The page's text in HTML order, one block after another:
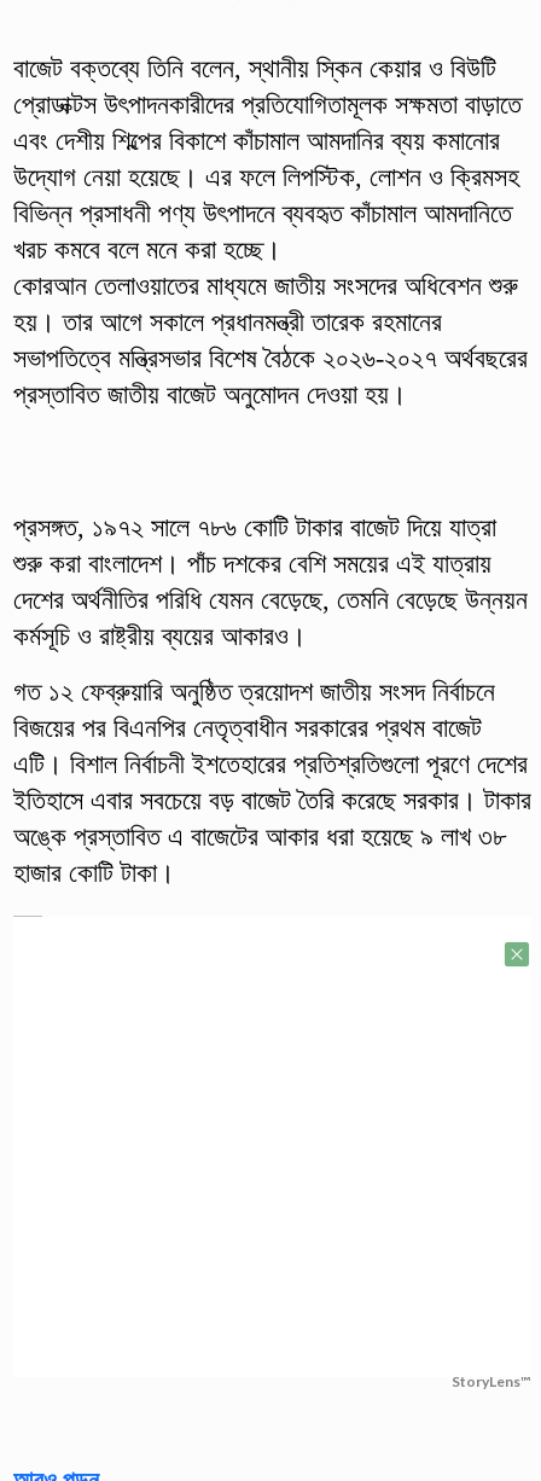
বাজেট বক্তব্যে তিনি বলেন, স্থানীয় স্কিন কেয়ার ও বিউটি
প্রোডাক্টস উৎপাদনকারীদের প্রতিযোগিতামূলক সক্ষমতা বাড়াতে
এবং দেশীয় শিল্পের বিকাশে কাঁচামাল আমদানির ব্যয় কমানোর
উদ্যোগ নেয়া হয়েছে। এর ফলে লিপস্টিক, লোশন ও ক্রিমসহ
বিভিন্ন প্রসাধনী পণ্য উৎপাদনে ব্যবহৃত কাঁচামাল আমদানিতে
খরচ কমবে বলে মনে করা হচ্ছে।
কোরআন তেলাওয়াতের মাধ্যমে জাতীয় সংসদের অধিবেশন শুরু
হয়। তার আগে সকালে প্রধানমন্ত্রী তারেক রহমানের
সভাপতিত্বে মন্ত্রিসভার বিশেষ বৈঠকে ২০২৬-২০২৭ অর্থবছরের
প্রস্তাবিত জাতীয় বাজেট অনুমোদন দেওয়া হয়।
প্রসঙ্গত, ১৯৭২ সালে ৭৮৬ কোটি টাকার বাজেট দিয়ে যাত্রা
শুরু করা বাংলাদেশ। পাঁচ দশকের বেশি সময়ের এই যাত্রায়
দেশের অর্থনীতির পরিধি যেমন বেড়েছে, তেমনি বেড়েছে উন্নয়ন
কর্মসূচি ও রাষ্ট্রীয় ব্যয়ের আকারও।
গত ১২ ফেব্রুয়ারি অনুষ্ঠিত ত্রয়োদশ জাতীয় সংসদ নির্বাচনে
বিজয়ের পর বিএনপির নেতৃত্বাধীন সরকারের প্রথম বাজেট
এটি। বিশাল নির্বাচনী ইশতেহারের প্রতিশ্রতিগুলো পূরণে দেশের
ইতিহাসে এবার সবচেয়ে বড় বাজেট তৈরি করেছে সরকার। টাকার
অঙ্কে প্রস্তাবিত এ বাজেটের আকার ধরা হয়েছে ৯ লাখ ৩৮
হাজার কোটি টাকা।
StoryLens™